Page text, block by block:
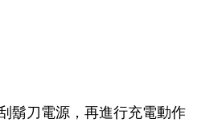
鬍刀電源，再進行充電動作